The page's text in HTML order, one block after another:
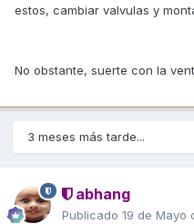
estos, cambiar valvulas y
No obstante, suerte con la
3 meses más tarde...
abhang
Publicado 19 de Mayo